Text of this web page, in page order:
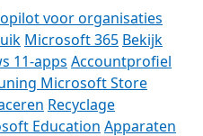
voor organisaties
Microsoft 365 Bekijk
11-apps Accountprofiel
Microsoft Store
Recyclage
Education Apparaten